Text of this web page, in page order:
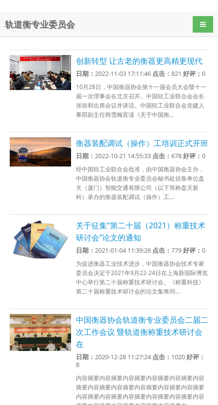
轨道衡专业委员会 导航
创新转型 让古老的衡器更高精更现代
日期：2022-11-03 17:11:46 点击：821好评：0
10月28日，中国衡器协会第十一届会员大会暨十一
届一次理事会在北京召开。中国轻工业联合会会长
张崇和出席会议并讲话。中国轻工业联合会党建人
事部副主任韩雪梅宣读《关于中国衡...
衡器装配调试（操作）工培训正式开班
日期：2022-10-21 14:55:33 点击：678好评：0
经中国轻工业联合会批准，由中国衡器协会主办，
中国衡器协会轨道衡专业委员会秘书处挂靠单位盘
天（厦门）智能交通有限公司（以下简称盘天新
科）承办的衡器装配调试（操作）工...
关于征集“第二十届（2021）称重技术
研讨会”论文的通知
日期：2021-01-04 11:39:26 点击：779好评：0
为促进衡器工业技术进步，中国衡器协会技术专家
委员会决定于2021年9月22-24日在上海新国际博览
中心举行第二十届称重技术研讨会。《称重科技》
第二十届称重技术研讨会的论文集将同...
中国衡器协会轨道衡专业委员会二届二
次工作会议 暨轨道衡称重技术研讨会
在
日期：2020-12-28 11:27:24 点击： 1020好评：
8
内容摘要内容摘要内容摘要内容摘要内容摘要内容
摘要内容摘要内容摘要内容摘要内容摘要内容摘要
内容摘要内容摘要内容摘要内容摘要内容摘要内容